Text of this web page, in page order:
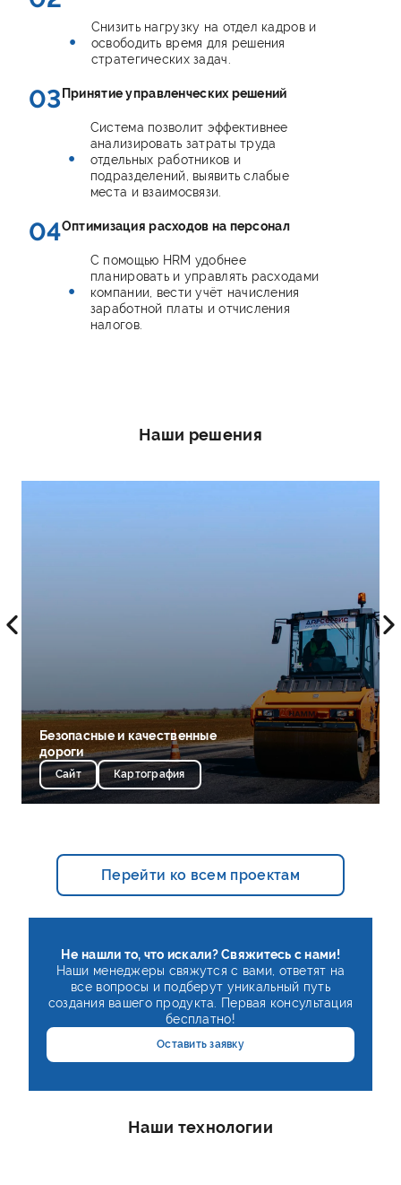
Снизить нагрузку на отдел кадров и
освободить время для решения
стратегических задач.
03 Принятие управленческих решений
Система позволит эффективнее
анализировать затраты труда
отдельных работников и
подразделений, выявить слабые
места и взаимосвязи.
04Оптимизация расходов на персонал
С помощью HRM удобнее
планировать и управлять расходами
компании, вести учёт начисления
заработной платы и отчисления
налогов.
Наши решения
Безопасные и качественные
дороги
Сайт Картография
Перейти ко всем проектам
Не нашли то, что искали? Свяжитесь с нами!
Наши менеджеры свяжутся с вами, ответят на
все вопросы и подберут уникальный путь
создания вашего продукта. Первая консультация
бесплатно!
Оставить заявку
Наши технологии